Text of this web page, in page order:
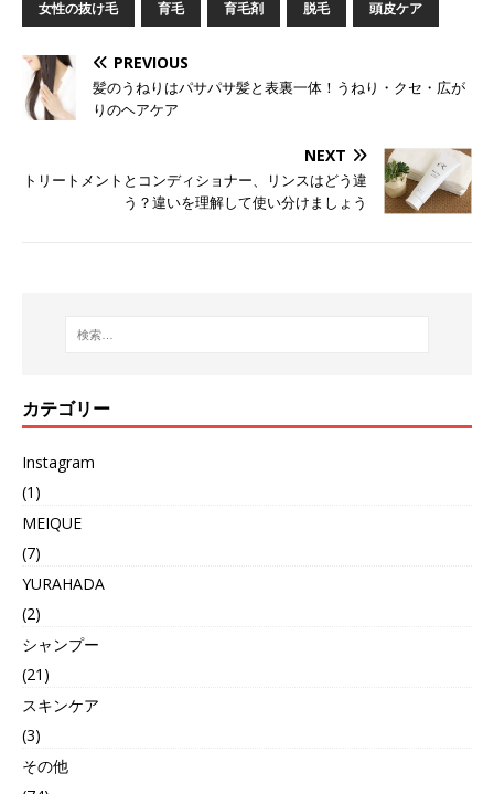
女性の抜け毛 育毛 育毛剤 脱毛 頭皮ケア
PREVIOUS
髪のうねりはパサパサ髪と表裏一体！うねり・クセ・広が
りのヘアケア
NEXT
トリートメントとコンディショナー、リンスはどう違
う？違いを理解して使い分けましょう
カテゴリー
Instagram
(1)
MEIQUE
(7)
YURAHADA
(2)
シャンプー
(21)
スキンケア
(3)
その他